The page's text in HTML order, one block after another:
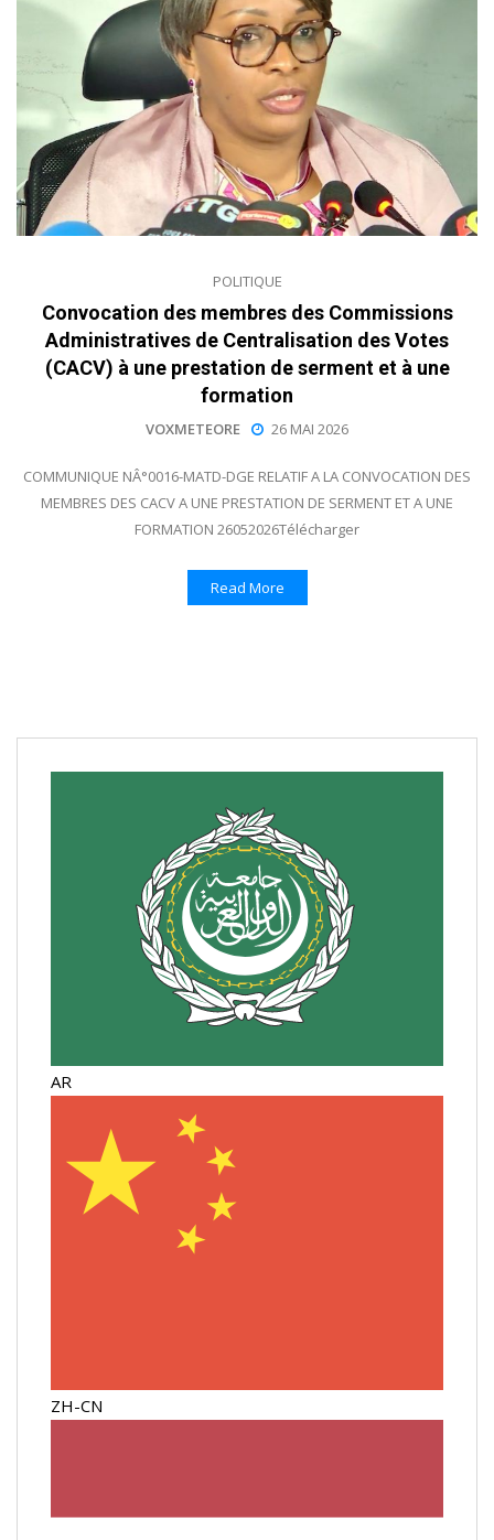
POLITIQUE
Convocation des membres des Commissions
Administratives de Centralisation des Votes
(CACV) à une prestation de serment et à une
formation
VOXMETEORE 26 MAI 2026
COMMUNIQUE NÂ°0016-MATD-DGE RELATIF A LA CONVOCATION DES
MEMBRES DES CACV A UNE PRESTATION DE SERMENT ET A UNE
FORMATION 26052026Télécharger
Read More
AR
ZH-CN